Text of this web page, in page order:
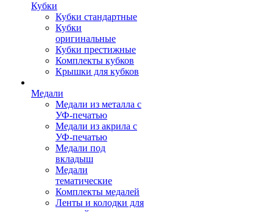
Кубки
Кубки стандартные
Кубки
оригинальные
Кубки престижные
Комплекты кубков
Крышки для кубков
Медали
Медали из металла с
УФ-печатью
Медали из акрила с
УФ-печатью
Медали под
вкладыш
Медали
тематические
Комплекты медалей
Ленты и колодки для